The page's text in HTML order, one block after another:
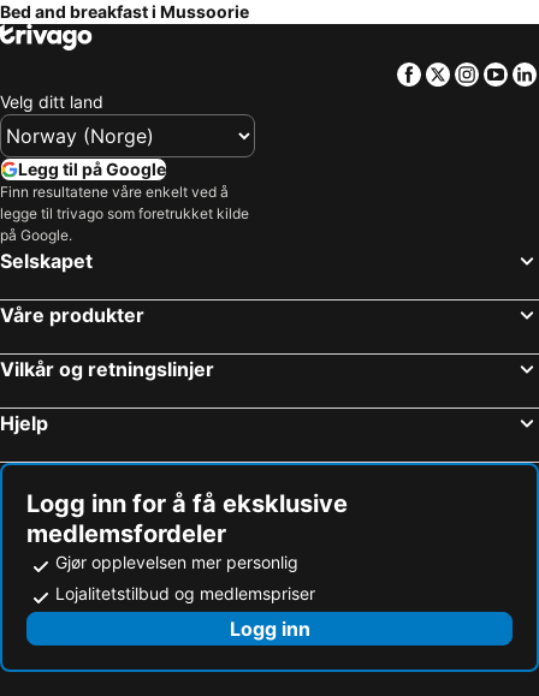
Bed and breakfast i Mussoorie
Facebook
Twitter
Velg ditt land
Legg til på Google
Finn resultatene våre enkelt ved å
legge til trivago som foretrukket kilde
på Google.
Selskapet
Våre produkter
Vilkår og retningslinjer
Hjelp
Logg inn for å få eksklusive
medlemsfordeler
Gjør opplevelsen mer personlig
Lojalitetstilbud og medlemspriser
Logg inn